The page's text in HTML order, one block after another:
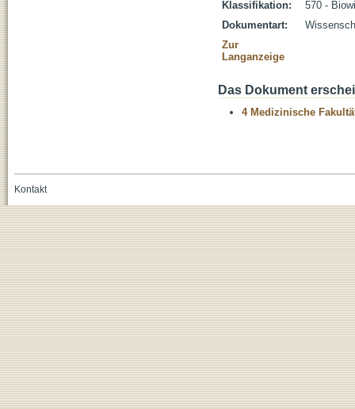
Klassifikation:
570 -
Dokumentart:
Zur
Langanzeige
Das Dokument
4 Medizinische
Kontakt